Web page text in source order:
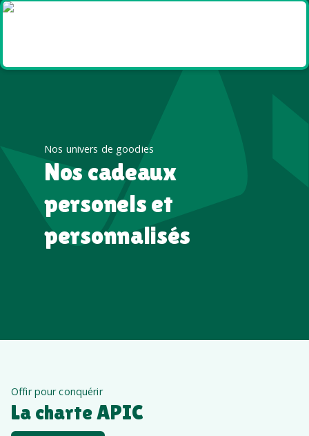
Nos univers de goodies
Nos cadeaux
personels et
personnalisés
Offir pour conquérir
La charte APIC